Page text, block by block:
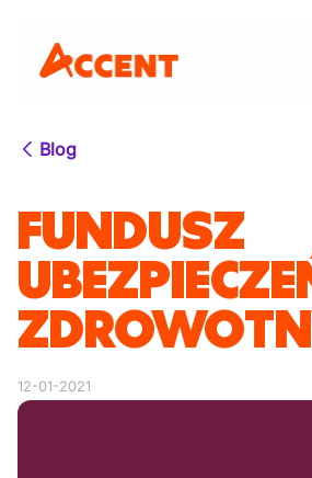
Blog
FUNDUSZ
12-01-2021